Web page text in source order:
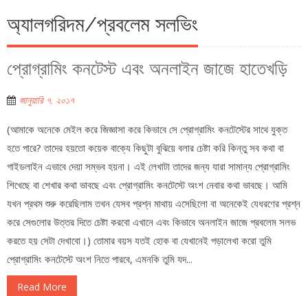
অ্যালগরিদম/প্রবলেম সলভিং
প্রোগ্রামিং কনটেস্ট এবং অনলাইন জাজে হাতেখড়ি
জানুয়ারি ৭, ২০১৭
(আমাকে অনেকে মেইল করে জিজ্ঞাসা করে কিভাবে সে প্রোগ্রামিং কনটেস্টের সাথে যুক্ত
হতে পারে? তাদের হয়তো কয়েক বাক্যে কিছুটা বুঝিয়ে বলার চেষ্টা করি কিন্তু সব কথা বা
গাইডলাইন এভাবে দেয়া সম্ভব হয়না। এই লেখাটা তাদের জন্য যারা সামান্য প্রোগ্রামিং
শিখেছে বা শেখার কথা ভাবছে এবং প্রোগ্রামিং কনটেস্টে অংশ নেবার কথা ভাবছে। আমি
যখন প্রথম শুরু করেছিলাম তখন যেসব প্রশ্ন মাথায় এসেছিলো বা অনেকেই যেধরণের প্রশ্ন
করে সেগুলোর উত্তর দিতে চেষ্টা করবো এখানে এবং কিভাবে অনলাইন জাজে প্রবলেম সলভ
করতে হয় সেটা দেখাবো।) তোমার বয়স যতই হোক বা যেখানেই পড়ালেখা করো তুমি
প্রোগ্রামিং কনটেস্টে অংশ নিতে পারবে, এমনকি তুমি যদ...
Read More